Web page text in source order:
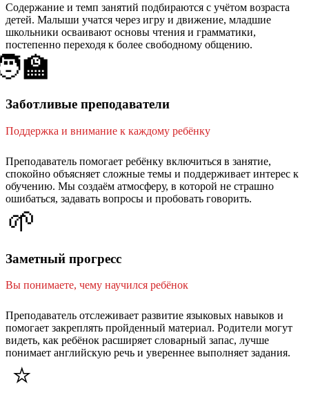
Содержание и темп занятий подбираются с учётом возраста
детей. Малыши учатся через игру и движение, младшие
школьники осваивают основы чтения и грамматики,
постепенно переходя к более свободному общению.
Заботливые преподаватели
Поддержка и внимание к каждому ребёнку
Преподаватель помогает ребёнку включиться в занятие,
спокойно объясняет сложные темы и поддерживает интерес к
обучению. Мы создаём атмосферу, в которой не страшно
ошибаться, задавать вопросы и пробовать говорить.
🌱
Заметный прогресс
Вы понимаете, чему научился ребёнок
Преподаватель отслеживает развитие языковых навыков и
помогает закреплять пройденный материал. Родители могут
видеть, как ребёнок расширяет словарный запас, лучше
понимает английскую речь и увереннее выполняет задания.
⭐